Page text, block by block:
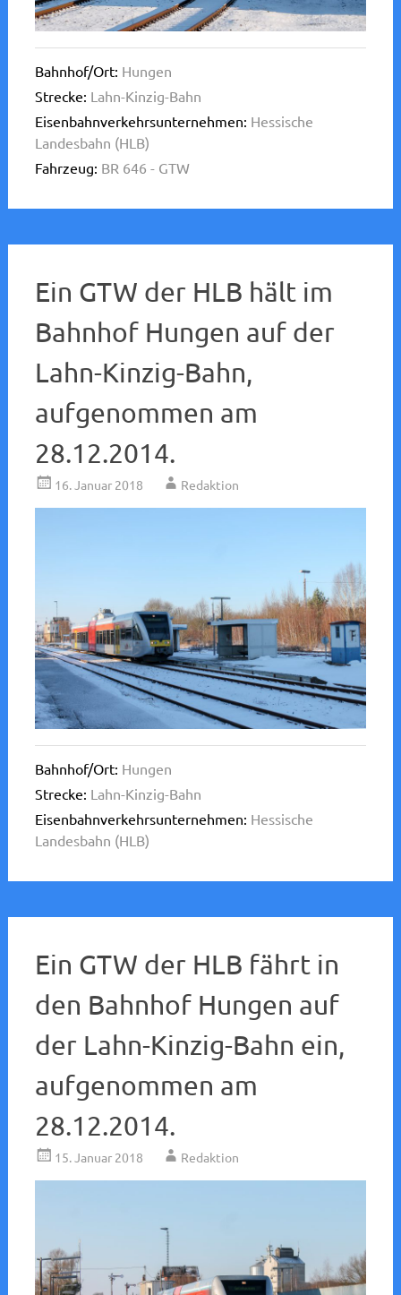
Bahnhof/Ort: Hungen
Strecke: Lahn-Kinzig-Bahn
Eisenbahnverkehrsunternehmen: Hessische
Landesbahn (HLB)
Fahrzeug: BR 646 - GTW
Ein GTW der HLB hält im
Bahnhof Hungen auf der
Lahn-Kinzig-Bahn,
aufgenommen am
28.12.2014.
16. Januar 2018 Redaktion
Bahnhof/Ort: Hungen
Strecke: Lahn-Kinzig-Bahn
Eisenbahnverkehrsunternehmen: Hessische
Landesbahn (HLB)
Ein GTW der HLB fährt in
den Bahnhof Hungen auf
der Lahn-Kinzig-Bahn ein,
aufgenommen am
28.12.2014.
15. Januar 2018 Redaktion